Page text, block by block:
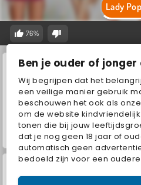
Ben je ouder of jonger
Wij begrijpen dat het
een veilige manier gebruik
beschouwen het ook als
om de website
tonen die bij jouw
dat je nog geen 18 jaar of
automatisch geen
bedoeld zijn voor een
Lady
76%
ASMR Makeover & Makeup Studio